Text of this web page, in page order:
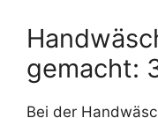
gemacht:
Bei der